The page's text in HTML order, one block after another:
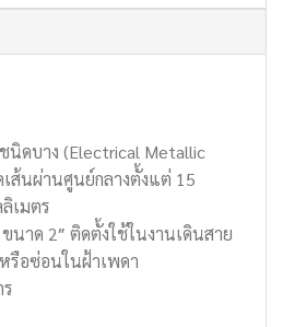
นิดบาง (Electrical Metallic
ส้นผ่านศูนย์กลางตั้งแต่ 15
เมตร
นาด 2″ ติดตั้งใช้ในงานเดินสาย
รือซ่อนในฝ้าเพดา